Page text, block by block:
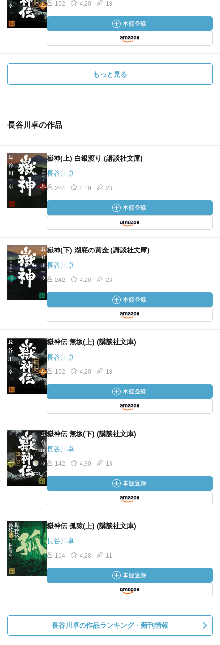
152 4.20 13
もっと見る
長谷川卓の作品
嶽神(上) 白銀渡り (講談社文庫)
長谷川卓
284 4.19 23
嶽神(下) 湖底の黄金 (講談社文庫)
長谷川卓
242 4.20 23
嶽神伝 無坂(上) (講談社文庫)
長谷川卓
152 4.20 13
嶽神伝 無坂(下) (講談社文庫)
長谷川卓
142 4.30 13
嶽神伝 孤猿(上) (講談社文庫)
長谷川卓
114 4.28 11
長谷川卓の作品ランキング・新刊情報